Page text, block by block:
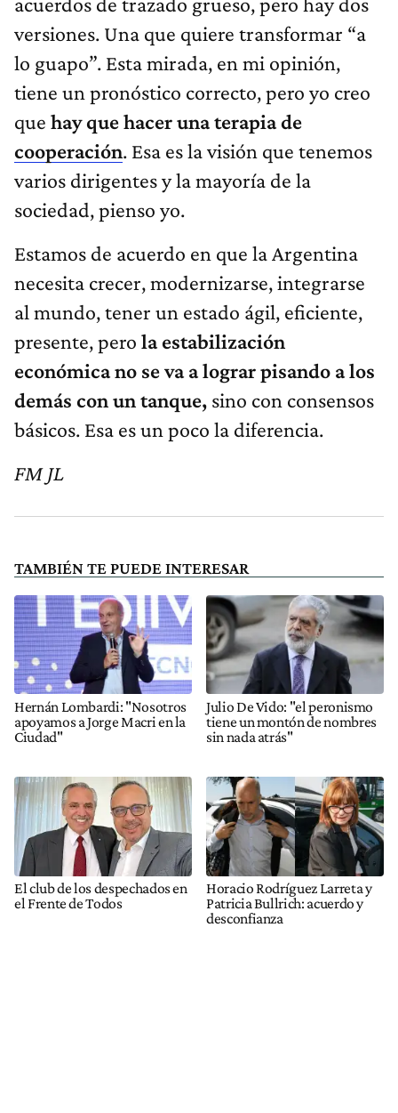
versiones. Una que quiere transformar “a
lo guapo”. Esta mirada, en mi opinión,
tiene un pronóstico correcto, pero yo creo
que hay que hacer una terapia de
cooperación. Esa es la visión que tenemos
varios dirigentes y la mayoría de la
sociedad, pienso yo.
Estamos de acuerdo en que la Argentina
necesita crecer, modernizarse, integrarse
al mundo, tener un estado ágil, eficiente,
presente, pero la estabilización
económica no se va a lograrpisando a los
demás con un tanque, sino con consensos
básicos. Esa es un poco la diferencia.
FM JL
TAMBIÉN TE PUEDE INTERESAR
Hernán Lombardi: "Nosotros
apoyamos a Jorge Macri en la
Ciudad"
Julio De Vido: "el peronismo
tiene un montón de nombres
sin nada atrás"
El club de los despechados en
el Frente de Todos
Horacio Rodríguez Larreta y
Patricia Bullrich: acuerdo y
desconfianza